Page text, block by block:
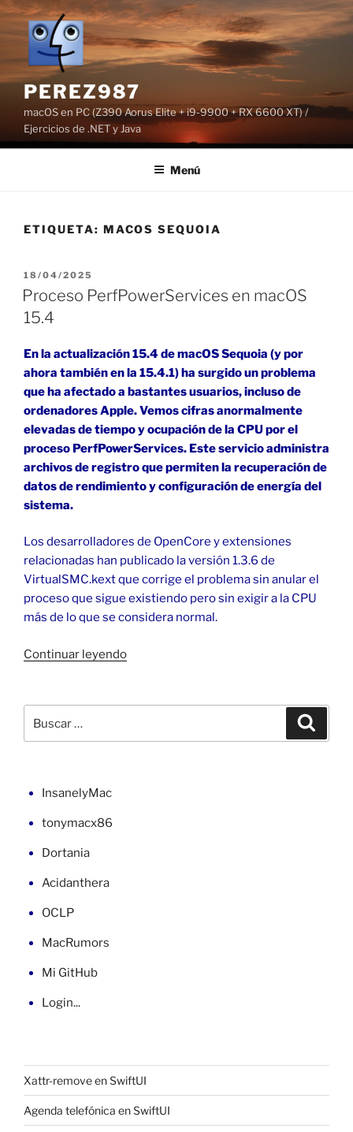
Saltar
contenido
PEREZ987
macOS en PC (Z390 Aorus Elite + i9-9900 + RX 6600 XT) /
Ejercicios de .NET y Java
Menú
ETIQUETA: MACOS SEQUOIA
PUBLICADO
EL
18/04/2025
Proceso PerfPowerServices en macOS
15.4
En la actualización 15.4 de macOS Sequoia (y por
ahora también en la 15.4.1) ha surgido un problema
que ha afectado a bastantes usuarios, incluso de
ordenadores Apple. Vemos cifras anormalmente
elevadas de tiempo y ocupación de la CPU por el
proceso PerfPowerServices. Este servicio administra
archivos de registro que permiten la recuperación de
datos de rendimiento y configuración de energía del
sistema.
Los desarrolladores de OpenCore y extensiones
relacionadas han publicado la versión 1.3.6 de
VirtualSMC.kext que corrige el problema sin anular el
proceso que sigue existiendo pero sin exigir a la CPU
más de lo que se considera normal.
Continuar leyendo«Proceso
macOS
por:
InsanelyMac
tonymacx86
Dortania
Acidanthera
OCLP
MacRumors
Mi GitHub
Login...
Xattr-remove en SwiftUI
Agenda telefónica en SwiftUI